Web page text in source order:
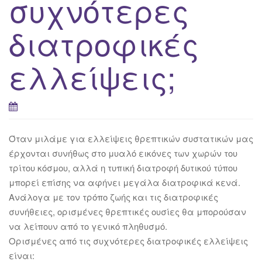
συχνότερες
διατροφικές
ελλείψεις;
Όταν μιλάμε για ελλείψεις θρεπτικών συστατικών μας
έρχονται συνήθως στο μυαλό εικόνες των χωρών του
τρίτου κόσμου, αλλά η τυπική διατροφή δυτικού τύπου
μπορεί επίσης να αφήνει μεγάλα διατροφικά κενά.
Ανάλογα με τον τρόπο ζωής και τις διατροφικές
συνήθειες, ορισμένες θρεπτικές ουσίες θα μπορούσαν
να λείπουν από το γενικό πληθυσμό.
Ορισμένες από τις συχνότερες διατροφικές ελλείψεις
είναι: